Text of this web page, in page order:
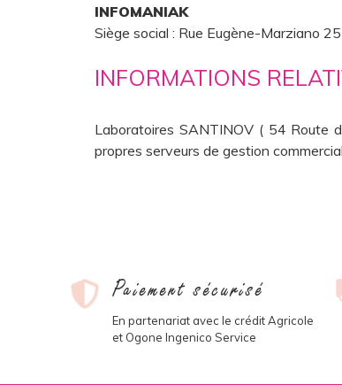
INFOMANIAK
Siège social : Rue Eugène-Marziano
INFORMATIONS
Laboratoires SANTINOV ( 54 Route
propres serveurs de gestion
Paiement sécurisé
En partenariat avec le crédit Agricole
et Ogone Ingenico Service